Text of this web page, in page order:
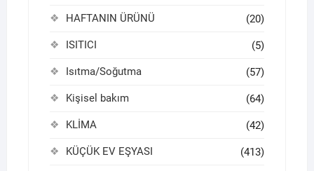
HAFTANIN ÜRÜNÜ (20)
ISITICI (5)
Isıtma/Soğutma (57)
Kişisel bakım (64)
KLİMA (42)
KÜÇÜK EV EŞYASI (413)